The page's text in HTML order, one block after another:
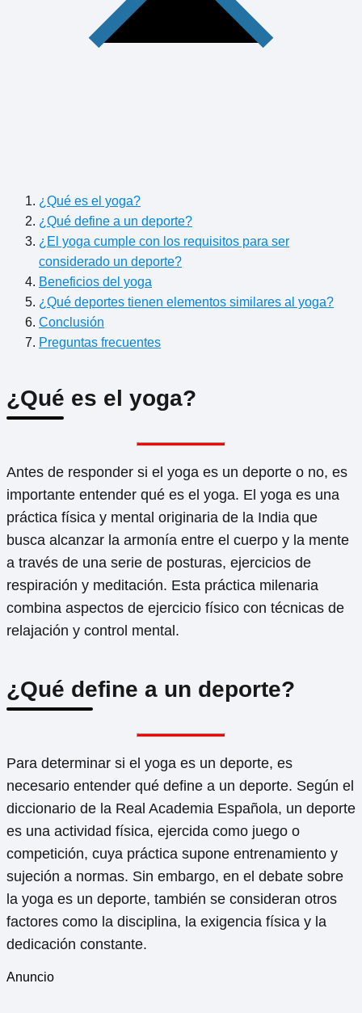
¿Qué es el yoga?
¿Qué define a un deporte?
¿El yoga cumple con los requisitos para ser
considerado un deporte?
Beneficios del yoga
¿Qué deportes tienen elementos similares al yoga?
Conclusión
Preguntas frecuentes
¿Qué es el yoga?
Antes de responder si el yoga es un deporte o no, es
importante entender qué es el yoga. El yoga es una
práctica física y mental originaria de la India que
busca alcanzar la armonía entre el cuerpo y la mente
a través de una serie de posturas, ejercicios de
respiración y meditación. Esta práctica milenaria
combina aspectos de ejercicio físico con técnicas de
relajación y control mental.
¿Qué define a un deporte?
Para determinar si el yoga es un deporte, es
necesario entender qué define a un deporte. Según el
diccionario de la Real Academia Española, un deporte
es una actividad física, ejercida como juego o
competición, cuya práctica supone entrenamiento y
sujeción a normas. Sin embargo, en el debate sobre
la yoga es un deporte, también se consideran otros
factores como la disciplina, la exigencia física y la
dedicación constante.
Anuncio